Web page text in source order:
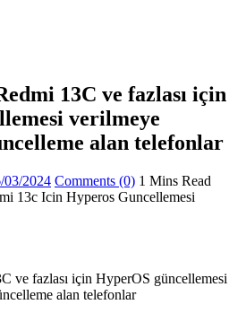
13C ve fazlası için
verilmeye
alan telefonlar
03/2024 Comments (0) 1 Mins Read
ve fazlası için HyperOS güncellemesi
alan telefonlar